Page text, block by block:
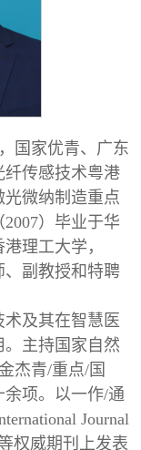
国家优青、广东
纤传感技术粤港
微纳制造重点
）毕业于华
理工大学，
、副教授和特聘
及其在智慧医
主持国家自然
杰青/重点/国
项。以一作/通
Journal
权威期刊上发表